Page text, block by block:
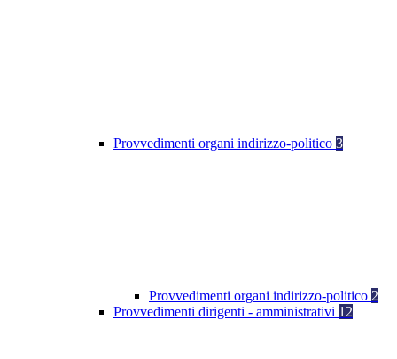
Provvedimenti organi indirizzo-politico 3
Provvedimenti organi indirizzo-politico 2
Provvedimenti dirigenti - amministrativi 12